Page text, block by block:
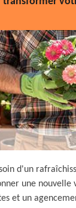
d'un
une nouvelle
et un